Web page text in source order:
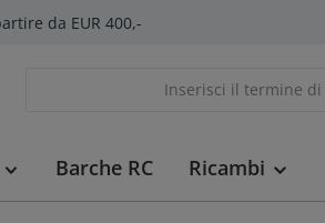
da EUR 400,-
Barche RC Ricambi